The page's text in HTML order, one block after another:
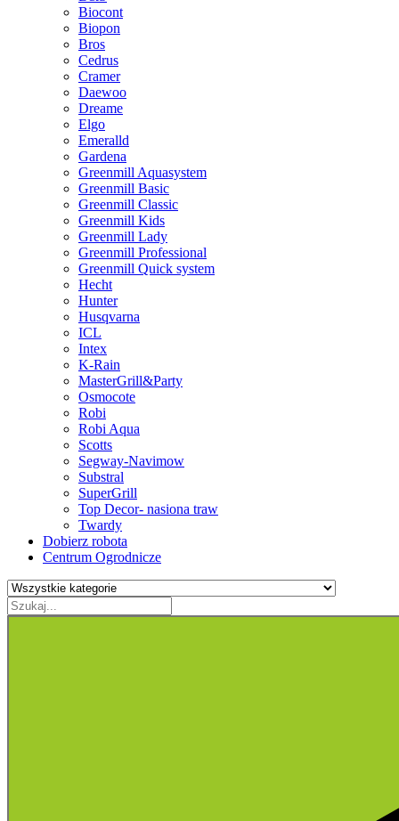
Biocont
Biopon
Bros
Cedrus
Cramer
Daewoo
Dreame
Elgo
Emeralld
Gardena
Greenmill Aquasystem
Greenmill Basic
Greenmill Classic
Greenmill Kids
Greenmill Lady
Greenmill Professional
Greenmill Quick system
Hecht
Hunter
Husqvarna
ICL
Intex
K-Rain
MasterGrill&Party
Osmocote
Robi
Robi Aqua
Scotts
Segway-Navimow
Substral
SuperGrill
Top Decor- nasiona traw
Twardy
Dobierz robota
Centrum Ogrodnicze